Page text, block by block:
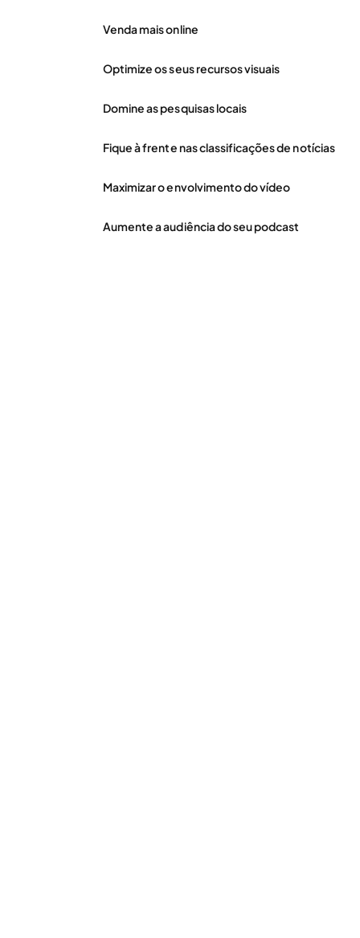
Venda mais online
Optimize os seus recursos visuais
Domine as pesquisas locais
Fique à frente nas classificações de notícias
Maximizar o envolvimento do vídeo
Aumente a audiência do seu podcast